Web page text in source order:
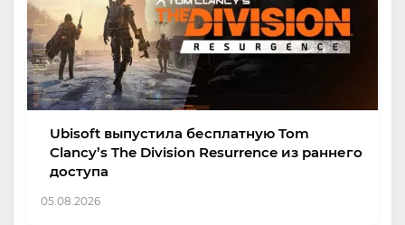
Ubisoft выпустила бесплатную Tom
Clancy’s The Division Resurrence из раннего
доступа
05.08.2026